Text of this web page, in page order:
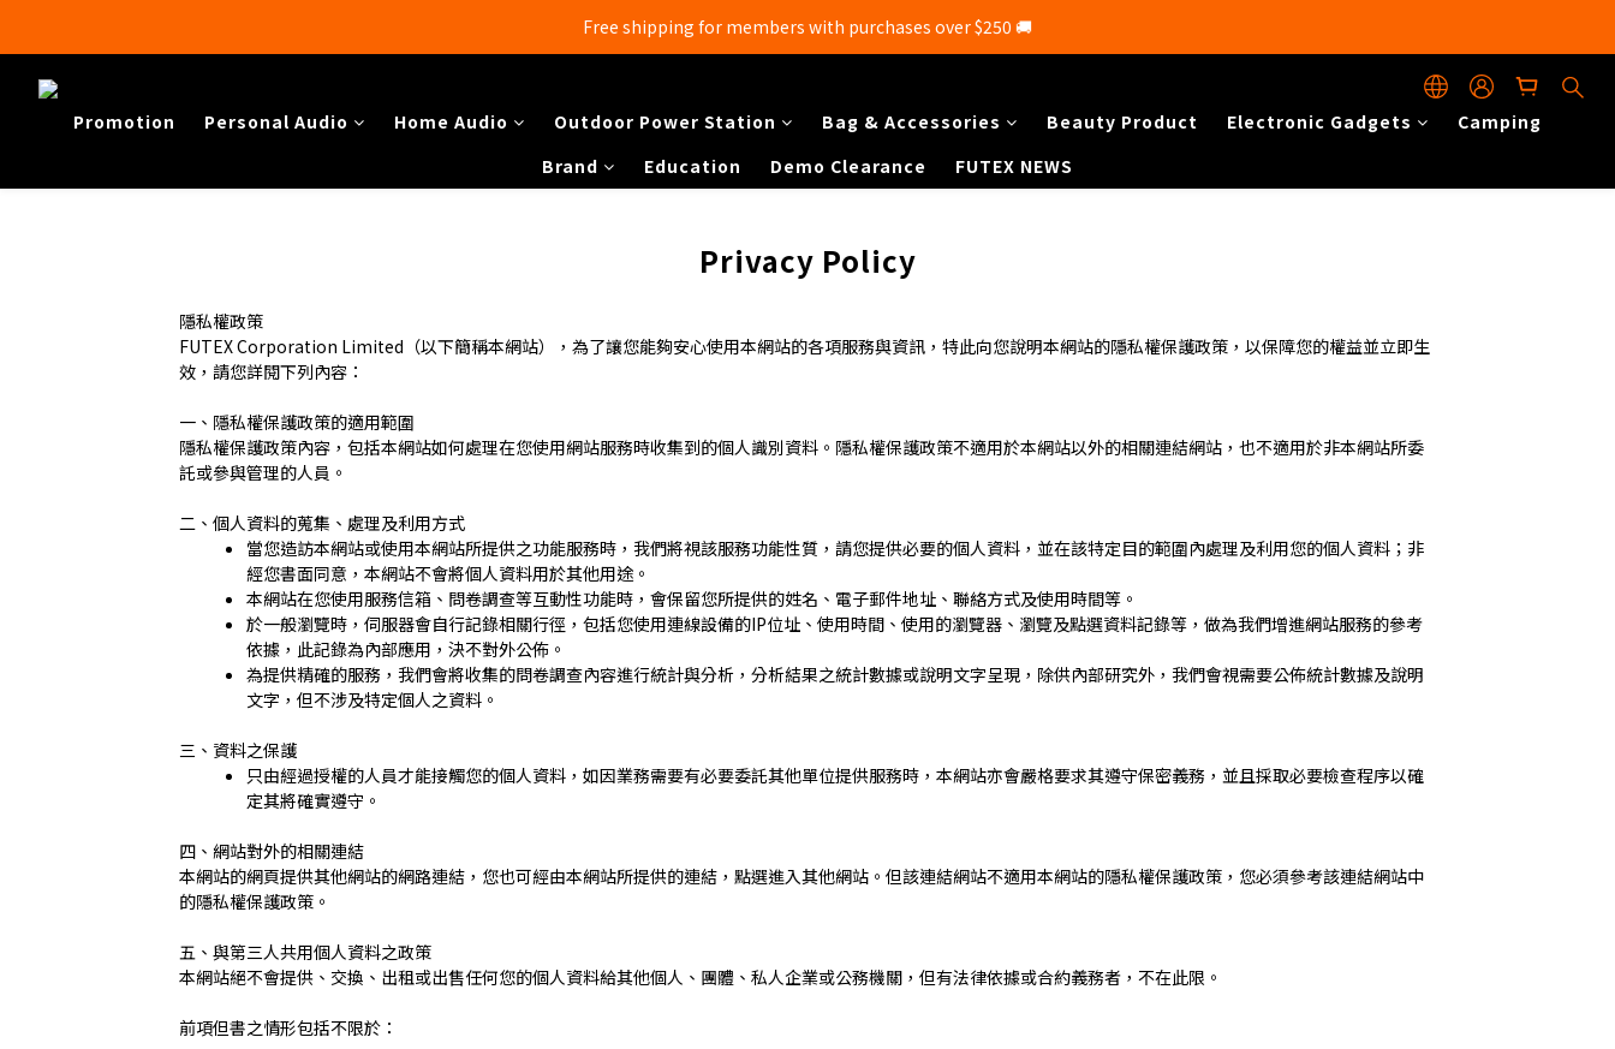
Free shipping for members with purchases over $250 🚚
Free shipping for members with purchases over $250 🚚
Free shipping for members with purchases over $250 🚚
Promotion Personal Audio Home Audio​ Outdoor Power Station Bag & Accessories Beauty Product Electronic Gadgets
Camping
Brand
Education Demo Clearance FUTEX NEWS
Privacy Policy
隱私權政策
FUTEX Corporation Limited（以下簡稱本網站），為了讓您能夠安心使用本網站的各項服務與資訊，特此向您說明本網站的隱私權保護政策，以保障您的權益並立即生
效，請您詳閱下列內容：
一、隱私權保護政策的適用範圍
隱私權保護政策內容，包括本網站如何處理在您使用網站服務時收集到的個人識別資料。隱私權保護政策不適用於本網站以外的相關連結網站，也不適用於非本網站所委
託或參與管理的人員。
二、個人資料的蒐集、處理及利用方式
當您造訪本網站或使用本網站所提供之功能服務時，我們將視該服務功能性質，請您提供必要的個人資料，並在該特定目的範圍內處理及利用您的個人資料；非
經您書面同意，本網站不會將個人資料用於其他用途。
本網站在您使用服務信箱、問卷調查等互動性功能時，會保留您所提供的姓名、電子郵件地址、聯絡方式及使用時間等。
於一般瀏覽時，伺服器會自行記錄相關行徑，包括您使用連線設備的IP位址、使用時間、使用的瀏覽器、瀏覽及點選資料記錄等，做為我們增進網站服務的參考
依據，此記錄為內部應用，決不對外公佈。
為提供精確的服務，我們會將收集的問卷調查內容進行統計與分析，分析結果之統計數據或說明文字呈現，除供內部研究外，我們會視需要公佈統計數據及說明
文字，但不涉及特定個人之資料。
三、資料之保護
只由經過授權的人員才能接觸您的個人資料，如因業務需要有必要委託其他單位提供服務時，本網站亦會嚴格要求其遵守保密義務，並且採取必要檢查程序以確
定其將確實遵守。
四、網站對外的相關連結
本網站的網頁提供其他網站的網路連結，您也可經由本網站所提供的連結，點選進入其他網站。但該連結網站不適用本網站的隱私權保護政策，您必須參考該連結網站中
的隱私權保護政策。
五、與第三人共用個人資料之政策
本網站絕不會提供、交換、出租或出售任何您的個人資料給其他個人、團體、私人企業或公務機關，但有法律依據或合約義務者，不在此限。
前項但書之情形包括不限於：